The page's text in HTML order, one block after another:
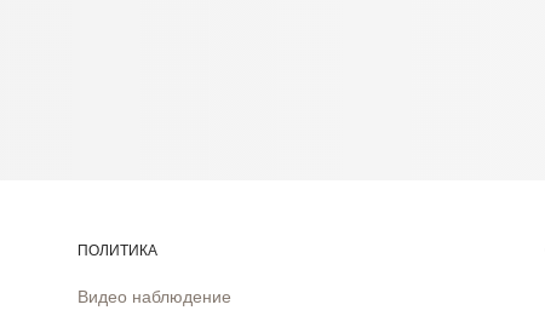
ПОЛИТИКА
Видео наблюдение